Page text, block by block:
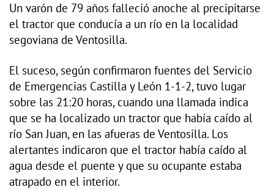
Un varón de 79 años falleció anoche al precipitarse
el tractor que conducía a un río en la localidad
segoviana de Ventosilla.
El suceso, según confirmaron fuentes del Servicio
de Emergencias Castilla y León 1-1-2, tuvo lugar
sobre las 21:20 horas, cuando una llamada indica
que se ha localizado un tractor que había caído al
río San Juan, en las afueras de Ventosilla. Los
alertantes indicaron que el tractor había caído al
agua desde el puente y que su ocupante estaba
atrapado en el interior.